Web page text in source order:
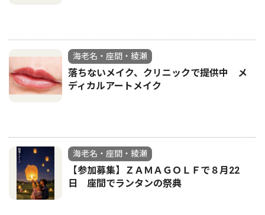
海老名・座間・綾瀬
落ちないメイク、クリニックで提供中 メ
ディカルアートメイク
海老名・座間・綾瀬
【参加募集】ＺＡＭＡＧＯＬＦで８月22
日 座間でランタンの祭典